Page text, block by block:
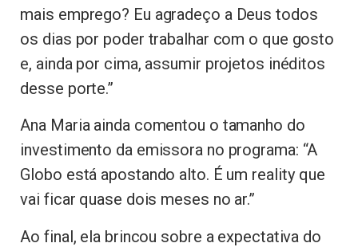
mais emprego? Eu agradeço a Deus todos
os dias por poder trabalhar com o que gosto
e, ainda por cima, assumir projetos inéditos
desse porte.”
Ana Maria ainda comentou o tamanho do
investimento da emissora no programa: “A
Globo está apostando alto. É um reality que
vai ficar quase dois meses no ar.”
Ao final, ela brincou sobre a expectativa do